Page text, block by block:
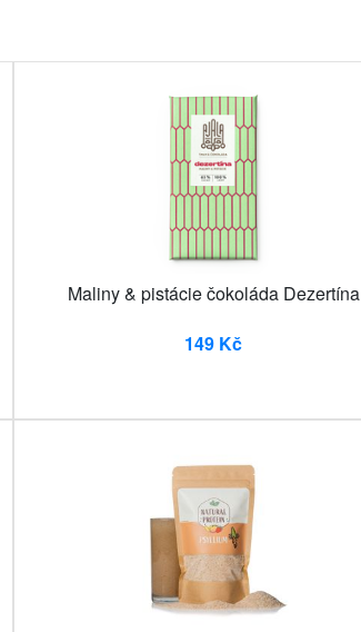
Maliny & pistácie čokoláda Dezertína
149 Kč